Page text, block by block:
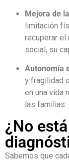
Mejora de
limitación
recuperar el
social, su
Autonomía
y fragilidad
en una vida
las familias.
¿No
Sabemos que